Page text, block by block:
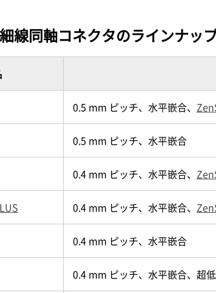
細線同軸コネクタのラインナッ
0.5 mm ピッチ、水平嵌合、
0.5 mm ピッチ、水平嵌合
0.4 mm ピッチ、水平嵌合、
0.4 mm ピッチ、水平嵌合、
0.4 mm ピッチ、水平嵌合
0.4 mm ピッチ、水平嵌合、超